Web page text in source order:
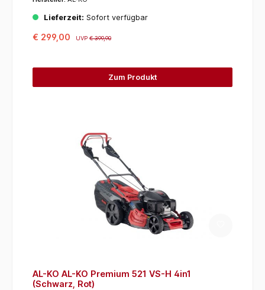
Lieferzeit: Sofort verfügbar
€ 299,00 UVP€ 399,90
Zum Produkt
AL-KO AL-KO Premium 521 VS-H 4in1
(Schwarz, Rot)